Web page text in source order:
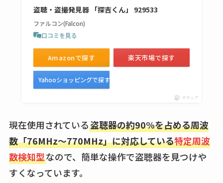
エッセンシャルフラ
売ってるか・代替品
など解説
ビタクラフトのウル
復刻はある？ウルト
ラカパーは品切れ？
売ってる場所調査
盗聴・盗撮発見器 「探吉くん」 929533
ファルコン(Falcon)
口コミを見る
Amazonで探す 楽天市場で探す
Yahooショッピングで探す
ポチップ
現在使用されている盗聴器の約90%を占める周波
数「76MHz～770MHz」に対応している特定周波
数検知型なので、簡単な操作で盗聴器を見つけや
すくなっています。